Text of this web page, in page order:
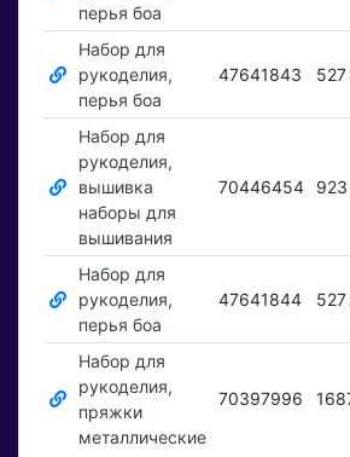
перья боа
Набор для
рукоделия,
перья боа
47641843
Набор для
рукоделия,
вышивка
наборы для
вышивания
70446454
Набор для
рукоделия,
перья боа
47641844
Набор для
рукоделия,
пряжки
металлические
70397996